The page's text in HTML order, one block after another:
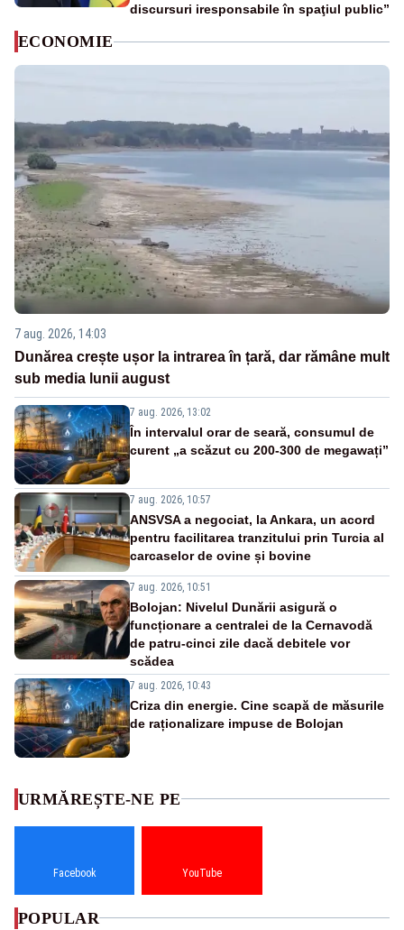
discursuri iresponsabile în spaţiul public”
ECONOMIE
7 aug. 2026, 14:03
Dunărea crește ușor la intrarea în țară, dar rămâne mult
sub media lunii august
7 aug. 2026, 13:02
În intervalul orar de seară, consumul de
curent „a scăzut cu 200-300 de megawați”
7 aug. 2026, 10:57
ANSVSA a negociat, la Ankara, un acord
pentru facilitarea tranzitului prin Turcia al
carcaselor de ovine și bovine
7 aug. 2026, 10:51
Bolojan: Nivelul Dunării asigură o
funcționare a centralei de la Cernavodă
de patru-cinci zile dacă debitele vor
scădea
7 aug. 2026, 10:43
Criza din energie. Cine scapă de măsurile
de raționalizare impuse de Bolojan
URMĂREȘTE-NE PE
Facebook YouTube
POPULAR